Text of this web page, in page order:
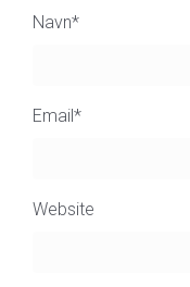
Navn*
Email*
Website